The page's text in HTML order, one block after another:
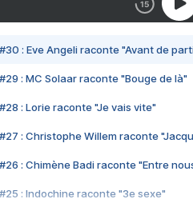
#30 : Eve Angeli raconte "Avant de
#29 : MC Solaar raconte "Bouge de là"
#28 : Lorie raconte "Je vais vite"
#27 : Christophe Willem raconte
#26 : Chimène Badi raconte "Entre
#25 : Indochine raconte "3e sexe"